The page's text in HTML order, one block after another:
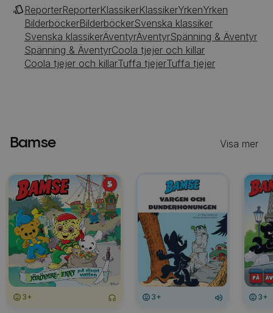
ReporterReporterKlassikerKlassikerYrkenYrken
BilderböckerBilderböckerSvenska klassiker
Svenska klassikerÄventyrÄventyrSpänning & Äventyr
Spänning & ÄventyrCoola tjejer och killar
Coola tjejer och killarTuffa tjejerTuffa tjejer
Bamse Visa mer
3+ 3+ 3+